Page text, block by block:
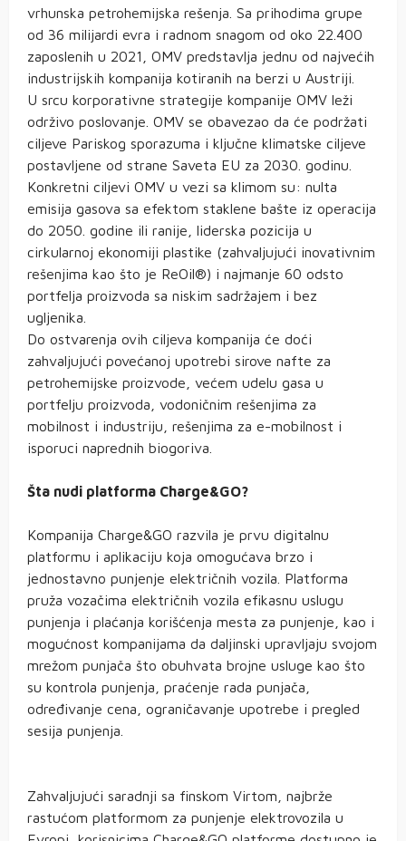
vrhunska petrohemijska rešenja. Sa prihodima grupe
od 36 milijardi evra i radnom snagom od oko 22.400
zaposlenih u 2021, OMV predstavlja jednu od najvećih
industrijskih kompanija kotiranih na berzi u Austriji.
U srcu korporativne strategije kompanije OMV leži
održivo poslovanje. OMV se obavezao da će podržati
ciljeve Pariskog sporazuma i ključne klimatske ciljeve
postavljene od strane Saveta EU za 2030. godinu.
Konkretni ciljevi OMV u vezi sa klimom su: nulta
emisija gasova sa efektom staklene bašte iz operacija
do 2050. godine ili ranije, liderska pozicija u
cirkularnoj ekonomiji plastike (zahvaljujući inovativnim
rešenjima kao što je ReOil®) i najmanje 60 odsto
portfelja proizvoda sa niskim sadržajem i bez
ugljenika.
Do ostvarenja ovih ciljeva kompanija će doći
zahvaljujući povećanoj upotrebi sirove nafte za
petrohemijske proizvode, većem udelu gasa u
portfelju proizvoda, vodoničnim rešenjima za
mobilnost i industriju, rešenjima za e-mobilnost i
isporuci naprednih biogoriva.
Šta nudi platforma Charge&GO?
Kompanija Charge&GO razvila je prvu digitalnu
platformu i aplikaciju koja omogućava brzo i
jednostavno punjenje električnih vozila. Platforma
pruža vozačima električnih vozila efikasnu uslugu
punjenja i plaćanja korišćenja mesta za punjenje, kao i
mogućnost kompanijama da daljinski upravljaju svojom
mrežom punjača što obuhvata brojne usluge kao što
su kontrola punjenja, praćenje rada punjača,
određivanje cena, ograničavanje upotrebe i pregled
sesija punjenja.
Zahvaljujući saradnji sa finskom Virtom, najbrže
rastućom platformom za punjenje elektrovozila u